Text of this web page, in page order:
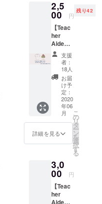
定概念にと
らわれない
自由な発想
で活動をし
ています。
のでは
なく、
教育関
係者を
始め、
子ども
を学校
に託す
保護者
の
方々、
地域の
方々、
子ども
たち自
身と、
すべて
想いだ
と考え
す。 そ
んな
2,5
00 円
残り42
【Teac
her
Aide
Laboオ
リジナ
ルTシャ
ツ】
Teache
r Aide
のオリ
ジナルT
シャツ1
着をお
送り致
しま
援した
い・応
援した
いと思
う方に
支援
者：
18人
お届
け予
定：
2020
年06
月
詳細を見る
こ
の
リ
タ
ー
ン
を
選
択
す
る
3,0
00 円
【Teac
her
Aideの